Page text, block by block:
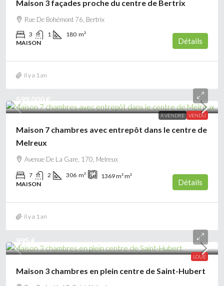
Maison 3 façades proche du centre de Bertrix
Rue De Bohémont 76, Bertrix
3 1 180 m²
MAISON
Détails
il y a 1 an
À VENDRE VENDU
599 000 €
Maison 7 chambres avec entrepôt dans le centre de
Melreux
Avenue De La Gare, 170, Melreux
7 2 306 m² 1369 m²m²
MAISON
Détails
il y a 1 an
LOUÉ
995 €
Maison 3 chambres en plein centre de Saint-Hubert